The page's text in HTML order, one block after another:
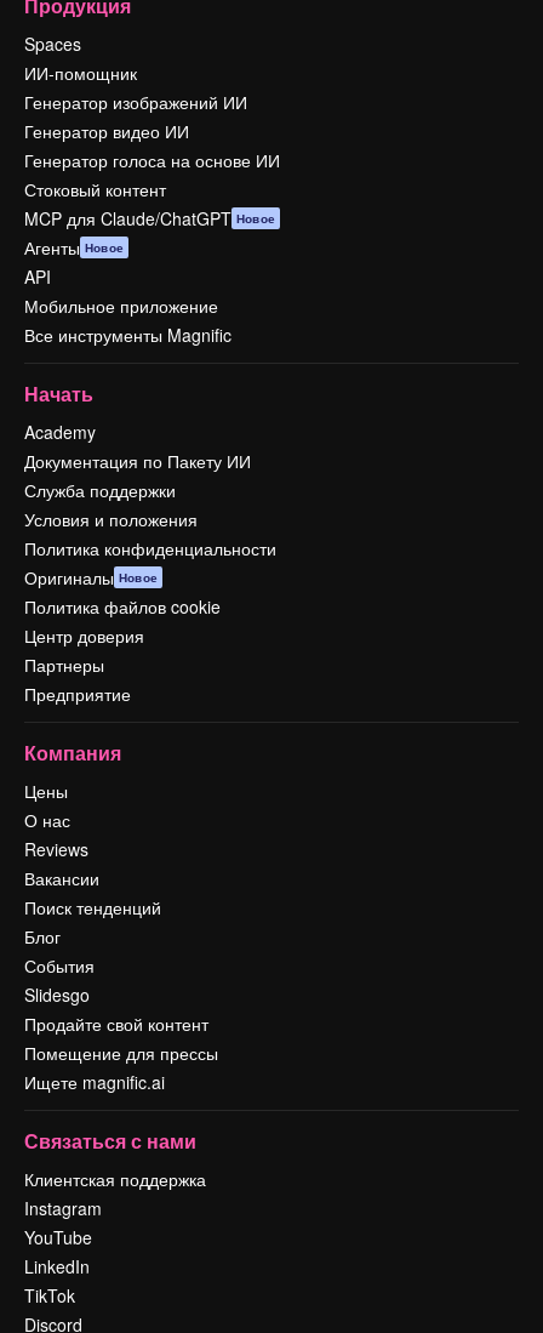
Spaces
ИИ-помощник
Генератор изображений ИИ
Генератор видео ИИ
Генератор голоса на основе ИИ
Стоковый контент
MCP для Claude/ChatGPT Новое
Агенты Новое
API
Мобильное приложение
Все инструменты Magnific
Начать
Academy
Документация по Пакету ИИ
Служба поддержки
Условия и положения
Политика конфиденциальности
Оригиналы Новое
Политика файлов cookie
Центр доверия
Партнеры
Предприятие
Компания
Цены
О нас
Reviews
Вакансии
Поиск тенденций
Блог
События
Slidesgo
Продайте свой контент
Помещение для прессы
Ищете magnific.ai
Связаться с нами
Клиентская поддержка
Instagram
YouTube
LinkedIn
TikTok
Discord